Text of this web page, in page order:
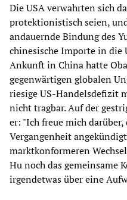
Die USA verwahrten sich
protektionistisch seien,
andauernde Bindung des
chinesische Importe in die
Ankunft in China hatte
gegenwärtigen globalen
riesige US-Handelsdefizit
nicht tragbar. Auf der
er: "Ich freue mich
Vergangenheit
marktkonformeren
Hu noch das gemeinsame
irgendetwas über eine